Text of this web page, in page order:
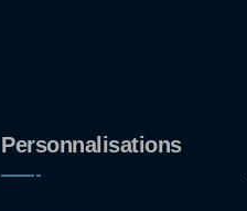
Personnalisations